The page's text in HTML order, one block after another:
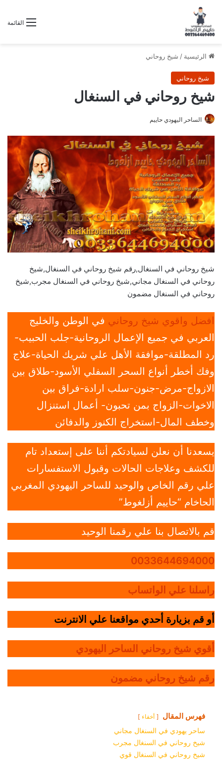
القائمة
الرئيسية / شيخ روحاني
شيخ روحاني
شيخ روحاني في السنغال
الساحر اليهودي حاييم
شيخ روحاني في السنغال,رقم شيخ روحاني في السنغال,شيخ
روحاني في السنغال مجاني,شيخ روحاني في السنغال مجرب,شيخ
روحاني في السنغال مضمون
افضل واقوي شيخ روحاني في الوطن والخليج
العربي في جميع الإعمال الروحانية-جلب الحبيب-
رد المطلقة-موافقة الأهل علي شريك الحياة-علاج
وفك أخطر أنواع السحر السفلي الأسود-طلاق بين
الازواج-مرض-جنون-سلب ارادة-فراق بين
الاخوات-الزواج بمن تحبون- أعمال استنزال
وخطف المال-استخراج الكنوز والدفائن
يسعدنا أن نعلن لسيادتكم أننا على إستعداد تام
للكشف وعلاجات الحالات وقبول الاستفسارات
علي رقم الخاص والوحيد للساحر اليهودي المغربي
الحاخام “حاييم أزلغوط”
قم بالاتصال بنا علي رقمنا الوحيد
0033644694000
راسلنا علي الواتساب
أو قم بزيارة أحدي مواقعنا علي الانترنت
أقوي شيخ روحاني الساحر اليهودي
رقم شيخ روحاني مضمون
فهرس المقال أخفاء
ساحر يهودي في السنغال مجاني
شيخ روحاني في السنغال مجرب
شيخ روحاني في السنغال قوي